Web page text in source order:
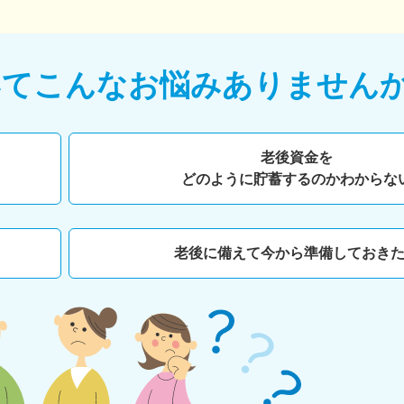
こんなお悩みありません
老後資金を
どのように貯蓄するのかわからな
老後に備えて今から準備しておき